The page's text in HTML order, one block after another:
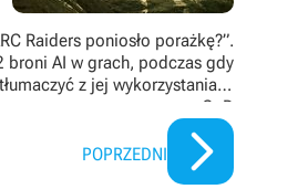
Raiders poniosło porażkę?”.
broni AI w grach, podczas gdy
z jej wykorzystania w
CoD
POPRZEDNI